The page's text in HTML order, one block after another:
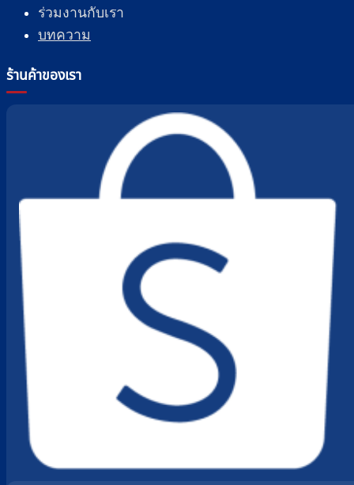
ร่วมงานกับเรา
บทความ
ร้านค้าของเรา